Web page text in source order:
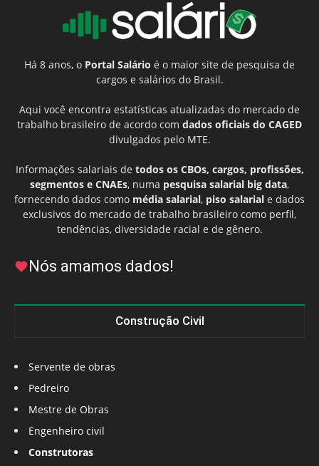
Há 8 anos, o Portal Salário é o maior site de pesquisa de
cargos e salários do Brasil.
Aqui você encontra estatísticas atualizadas do mercado de
trabalho brasileiro de acordo com dados oficiais do CAGED
divulgados pelo MTE.
Informações salariais de todos os CBOs, cargos, profissões,
segmentos e CNAEs, numa pesquisa salarial big data,
fornecendo dados como média salarial, piso salarial e dados
exclusivos do mercado de trabalho brasileiro como perfil,
tendências, diversidade racial e de gênero.
Nós amamos dados!
Construção Civil
Servente de obras
Pedreiro
Mestre de Obras
Engenheiro civil
Construtoras